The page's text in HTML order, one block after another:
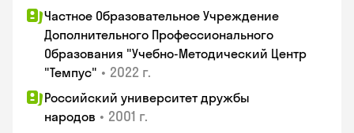
Частное Образовательное Учреждение
Дополнительного Профессионального
Образования "Учебно-Методический Центр
"Темпус" • 2022 г.
Российский университет дружбы
народов • 2001 г.